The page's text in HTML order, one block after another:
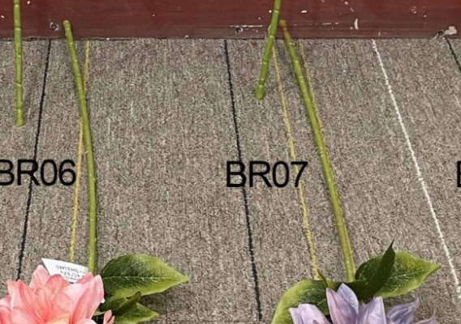
نبات صناعي
عشب القصب البامباس